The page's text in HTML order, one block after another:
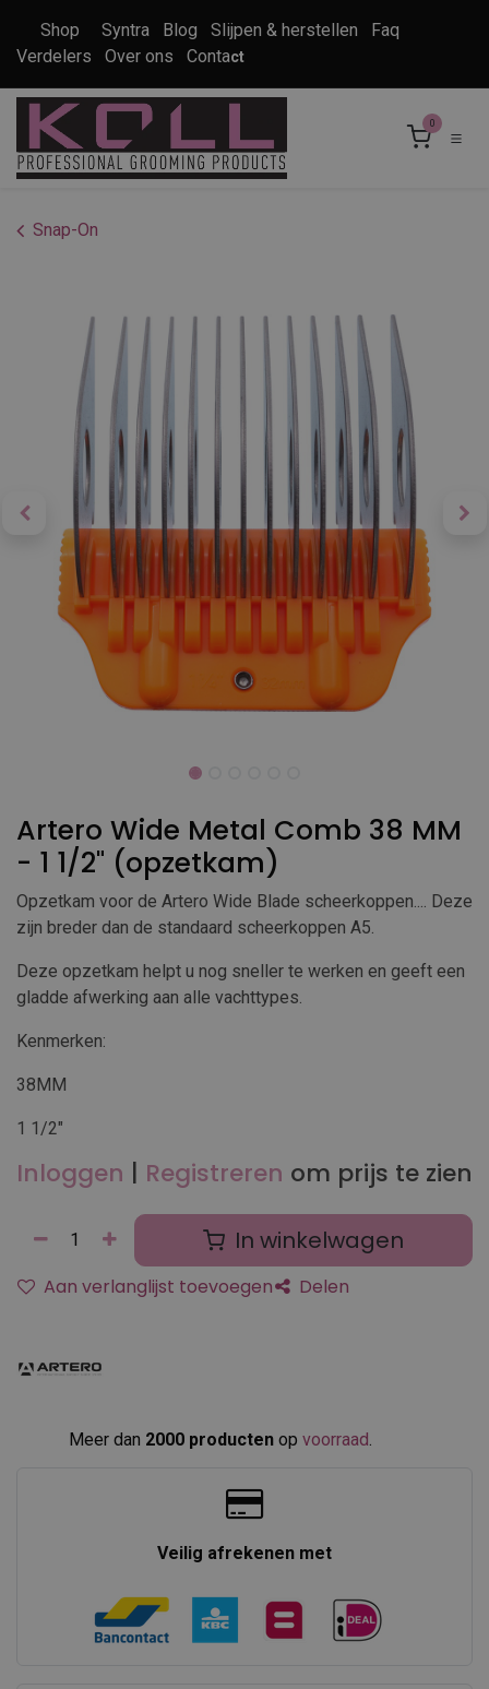
Shop Syntra Blog Slijpen & herstellen
Faq
Verdelers
Over ons Contact
0
Snap-On
Artero Wide Metal Comb 38 MM
- 1 1/2" (opzetkam)
Opzetkam voor de Artero Wide Blade scheerkoppen.... Deze
zijn breder dan de standaard scheerkoppen A5.
Deze opzetkam helpt u nog sneller te werken en geeft een
gladde afwerking aan alle vachttypes.
Kenmerken:
38MM
1 1/2"
Inloggen | Registreren om prijs te zien
In winkelwagen
Aan verlanglijst toevoegen Delen
Meer dan 2000 producten op voorraad
Veilig afrekenen met